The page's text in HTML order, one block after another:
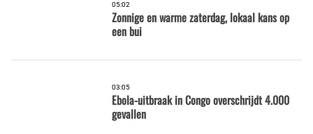
05:02
Zonnige en warme zaterdag, lokaal kans op
een bui
03:05
Ebola-uitbraak in Congo overschrijdt 4.000
gevallen